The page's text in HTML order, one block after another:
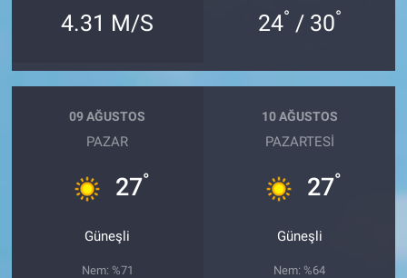
4.31 M/S 24° / 30°
09 AĞUSTOS
PAZAR
27°
Güneşli
Nem: %71
10 AĞUSTOS
PAZARTESI
27°
Güneşli
Nem: %64